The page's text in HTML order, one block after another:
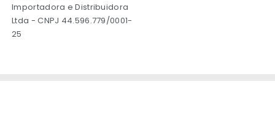
Importadora e Distribuidora
Ltda - CNPJ 44.596.779/0001-
25